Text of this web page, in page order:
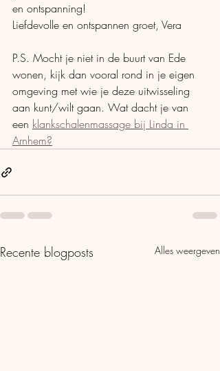
en ontspanning!
Liefdevolle en ontspannen groet, Vera
P.S. Mocht je niet in de buurt van Ede
wonen, kijk dan vooral rond in je eigen
omgeving met wie je deze uitwisseling
aan kunt/wilt gaan. Wat dacht je van
een klankschalenmassage bij Linda in
Arnhem?
Recente blogposts Alles weergeven